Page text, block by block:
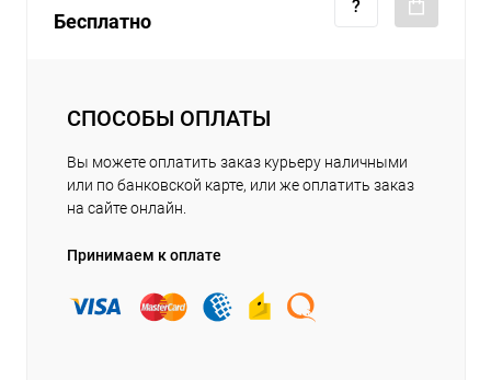
Бесплатно
СПОСОБЫ ОПЛАТЫ
Вы можете оплатить заказ курьеру наличными
или по банковской карте, или же оплатить заказ
на сайте онлайн.
Принимаем к оплате